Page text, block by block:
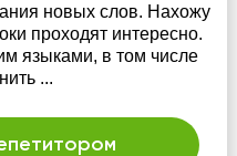
новых слов. Нахожу
проходят интересно.
языками, в том числе
...